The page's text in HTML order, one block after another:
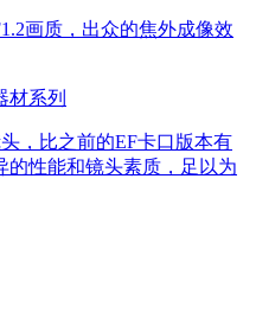
画质，出众的焦外成像效
材系列
，比之前的EF卡口版本有
的性能和镜头素质，足以为